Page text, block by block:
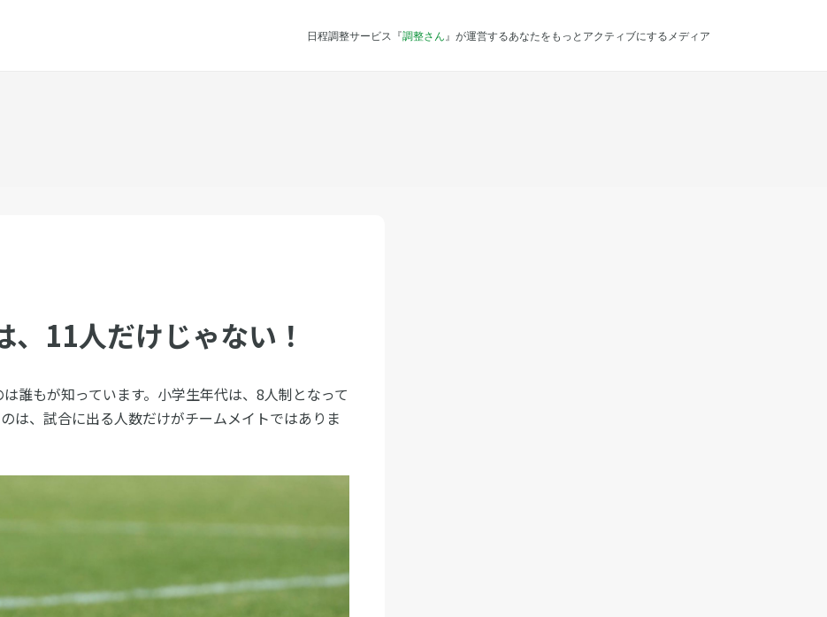
日程調整サービス『調整さん 』が運営するあなたをもっとアクティブにするメディア
、11人だけじゃない！
誰もが知っています。小学生年代は、8人制となって
は、試合に出る人数だけがチームメイトではありま